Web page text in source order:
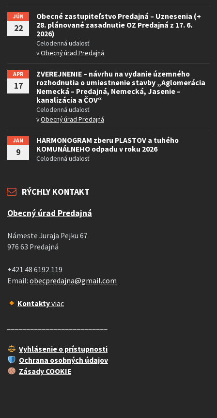
JÚN
22
Obecné zastupiteľstvo Predajná – Uznesenia (+
28. plánované zasadnutie OZ Predajná z 17. 6.
2026)
Celodenná udalosť
vObecný úrad Predajná
APR
17
ZVEREJNENIE – návrhu na vydanie územného
rozhodnutia o umiestnenie stavby „Aglomerácia
Nemecká – Predajná, Nemecká, Jasenie –
kanalizácia a ČOV“
Celodenná udalosť
vObecný úrad Predajná
JAN
9
HARMONOGRAM zberu PLASTOV a tuhého
KOMUNÁLNEHO odpadu v roku 2026
Celodenná udalosť
RÝCHLY KONTAKT
Obecný úrad Predajná
Námeste Juraja Pejku 67
976 63 Predajná
+421 48 6192 119
Email: obecpredajna@gmail.com
Kontaktyviac
Vyhlásenie o prístupnosti
Ochrana osobných údajov
Zásady COOKIE